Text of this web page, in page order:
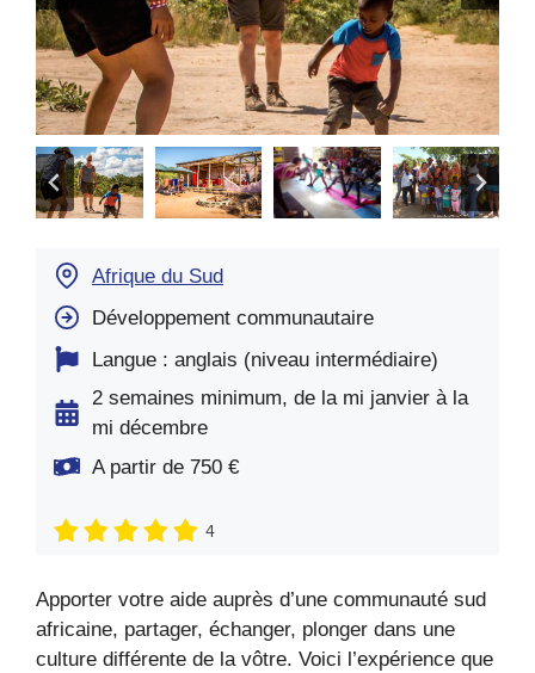
Afrique du Sud
Développement communautaire
Langue : anglais (niveau intermédiaire)
2 semaines minimum, de la mi janvier à la
mi décembre
A partir de 750 €
4
Apporter votre aide auprès d’une communauté sud
africaine, partager, échanger, plonger dans une
culture différente de la vôtre. Voici l’expérience que